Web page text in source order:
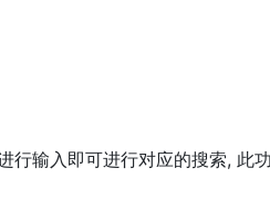
行输入即可进行对应的搜索, 此